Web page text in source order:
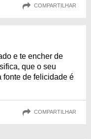
COMPARTILHAR
e te encher de
que o seu
fonte de felicidade é
COMPARTILHAR